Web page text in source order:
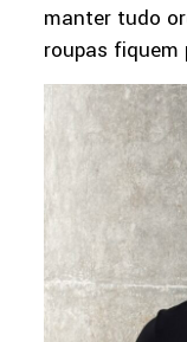
manter tudo
roupas fiquem